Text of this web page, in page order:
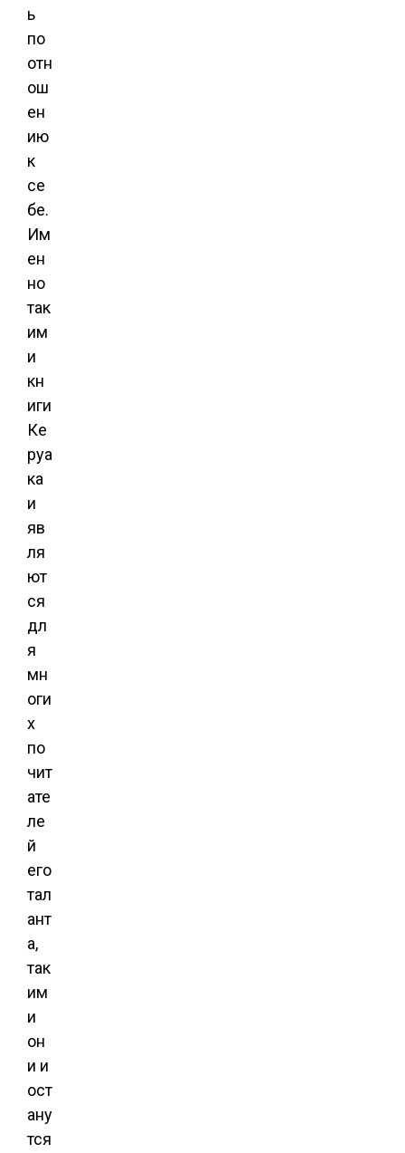
ь
по
отн
ош
ен
ию
к
се
бе.
Им
ен
но
так
им
и
кн
иги
Ке
руа
ка
и
яв
ля
ют
ся
дл
я
мн
оги
х
по
чит
ате
ле
й
его
тал
ант
а,
так
им
и
он
и и
ост
ану
тся